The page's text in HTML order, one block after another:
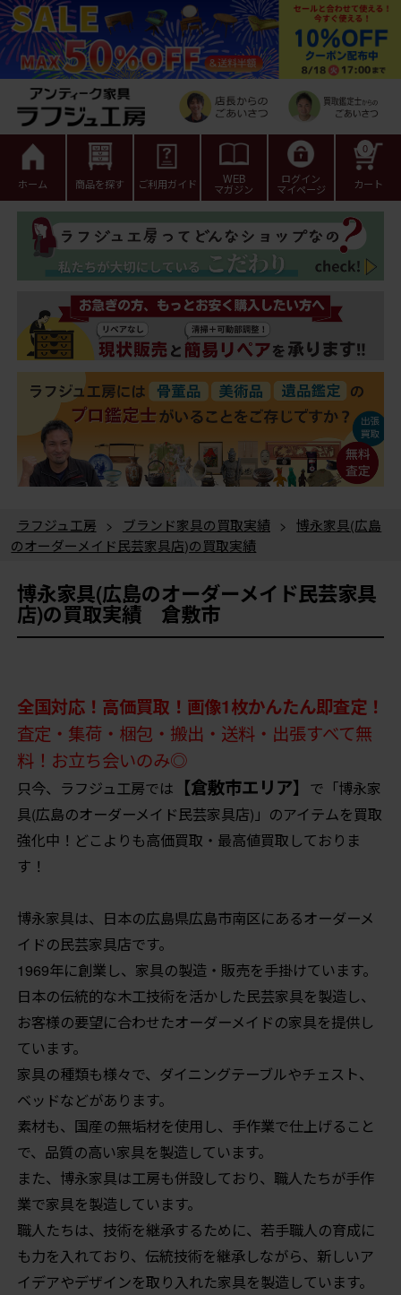
ホーム 商品を探す ご利用ガイド WEB
マガジン
ログイン
マイページ カート
0
ラフジュ工房 > ブランド家具の買取実績 > 博永家具(広島
のオーダーメイド民芸家具店)の買取実績
博永家具(広島のオーダーメイド民芸家具
店)の買取実績 倉敷市
全国対応！高価買取！画像1枚かんたん即査定！
査定・集荷・梱包・搬出・送料・出張すべて無
料！お立ち会いのみ◎
只今、ラフジュ工房では 【倉敷市エリア】 で「博永家
具(広島のオーダーメイド民芸家具店)」のアイテムを買取
強化中！どこよりも高価買取・最高値買取しておりま
す！
博永家具は、日本の広島県広島市南区にあるオーダーメ
イドの民芸家具店です。
1969年に創業し、家具の製造・販売を手掛けています。
日本の伝統的な木工技術を活かした民芸家具を製造し、
お客様の要望に合わせたオーダーメイドの家具を提供し
ています。
家具の種類も様々で、ダイニングテーブルやチェスト、
ベッドなどがあります。
素材も、国産の無垢材を使用し、手作業で仕上げること
で、品質の高い家具を製造しています。
また、博永家具は工房も併設しており、職人たちが手作
業で家具を製造しています。
職人たちは、技術を継承するために、若手職人の育成に
も力を入れており、伝統技術を継承しながら、新しいア
イデアやデザインを取り入れた家具を製造しています。